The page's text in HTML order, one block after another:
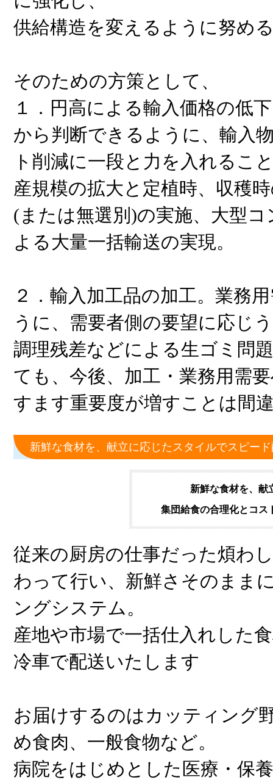
供給構造を変えるように努め
そのための方策として、
１．円高による輸入価格の低
から判断できるように、輸入
ト削減に一段と力を入れるこ
産規模の拡大と定植時、収穫
(または無選別)の実施、大型
よる大量一括輸送の実現。
２．輸入加工品の加工。業務
うに、需要者側の要望に応じ
調理残差などによる生ゴミ問
ても、今後、加工・業務用需
すます重要度が増すことは間
新鮮な食材を、献立に応じたスタイルでスピー
新鮮な食材を、献
集団給食の合理化とコス
従来の厨房の仕事だった煩わ
わって行い、新鮮さそのまま
ングシステム。
産地や市場で一括仕入れした
冷車で配送いたします
お届けするのはカッティング
め食肉、一般食物など。
病院をはじめとした医療・保